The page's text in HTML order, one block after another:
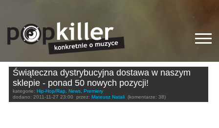
Świąteczna dystrybucyjna dostawa w naszym
sklepie - ponad 50 nowych pozycji!
kategorie: Hip-Hop/Rap, News, Premiery
dodano: 2011-11-27 23:00 przez: Mateusz Natali (komentarze: 38)